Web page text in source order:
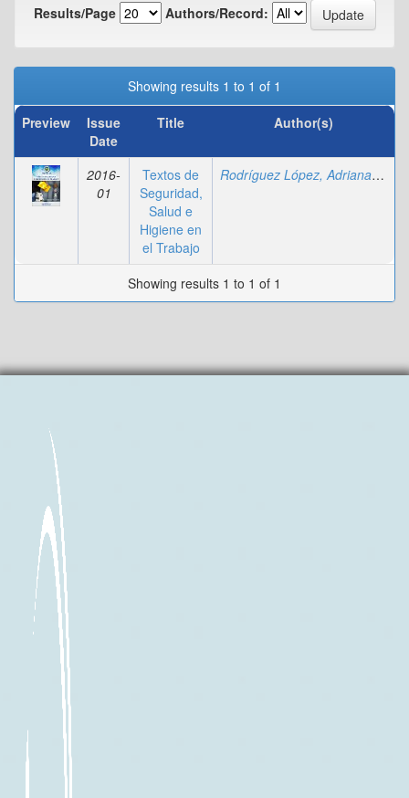
Results/Page
Authors/Record:
Showing results 1 to 1 of 1
Preview
Issue
Date
Title Author(s)
2016-
01
Textos de
Seguridad,
Salud e
Higiene en
el Trabajo
Rodríguez López, Adriana
;
Showing results 1 to 1 of 1